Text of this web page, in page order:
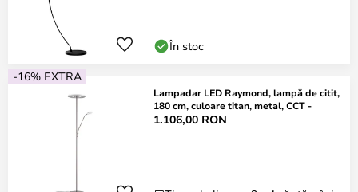
În stoc
-16% EXTRA
Lampadar LED Raymond, lampă de citit,
180 cm, culoare titan, metal, CCT -
1.106,00 RON